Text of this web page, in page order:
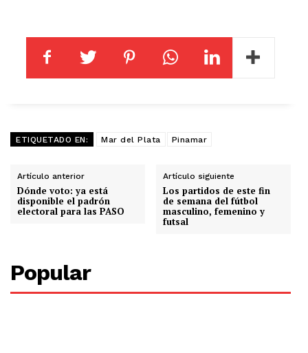
ETIQUETADO EN: Mar del Plata Pinamar
Artículo anterior
Dónde voto: ya está
disponible el padrón
electoral para las PASO
Artículo siguiente
Los partidos de este fin
de semana del fútbol
masculino, femenino y
futsal
Popular